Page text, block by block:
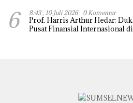
6 8:43 , 10 Juli 2026 0 Komentar
Prof. Harris Arthur Hedar:
Pusat Finansial Internasional